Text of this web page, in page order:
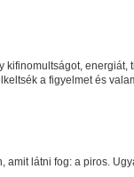
a figyelmet és
látni fog: a piros.